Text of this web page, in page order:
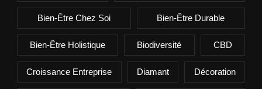
Bien-Être Chez Soi Bien-Être Durable
Bien-Être Holistique Biodiversité CBD
Croissance Entreprise Diamant Décoration